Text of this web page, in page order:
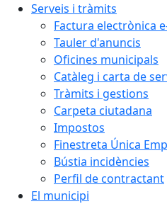
Serveis i tràmits
Factura electrònica
Tauler d'anuncis
Oficines municipals
Catàleg i carta de
Tràmits i gestions
Carpeta ciutadana
Impostos
Finestreta Única
Bústia incidències
Perfil de contractant
El municipi